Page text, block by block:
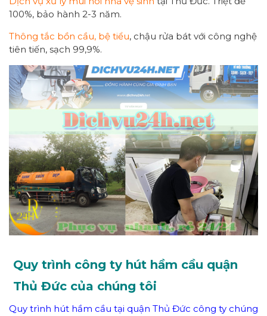
100%, bảo hành 2-3 năm.
Thông tắc bồn cầu, bệ tiểu, chậu rửa bát với công nghệ
tiên tiến, sạch 99,9%.
Quy trình công ty hút hầm cầu quận
Thủ Đức của chúng tôi
Quy trình hút hầm cầu tại quận Thủ Đức công ty chúng